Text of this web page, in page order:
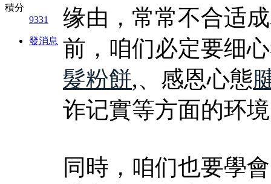
積分
9331
發消息
缘由，常常不合适
前，咱们必定要细
髮粉餅,、感恩心態
诈记實等方面的环
同時，咱们也要學